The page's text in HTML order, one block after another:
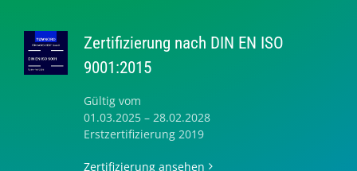
Zertifizierung nach DIN EN ISO
9001:2015
Gültig vom
01.03.2025 – 28.02.2028
Erstzertifizierung 2019
Zertifizierung ansehen